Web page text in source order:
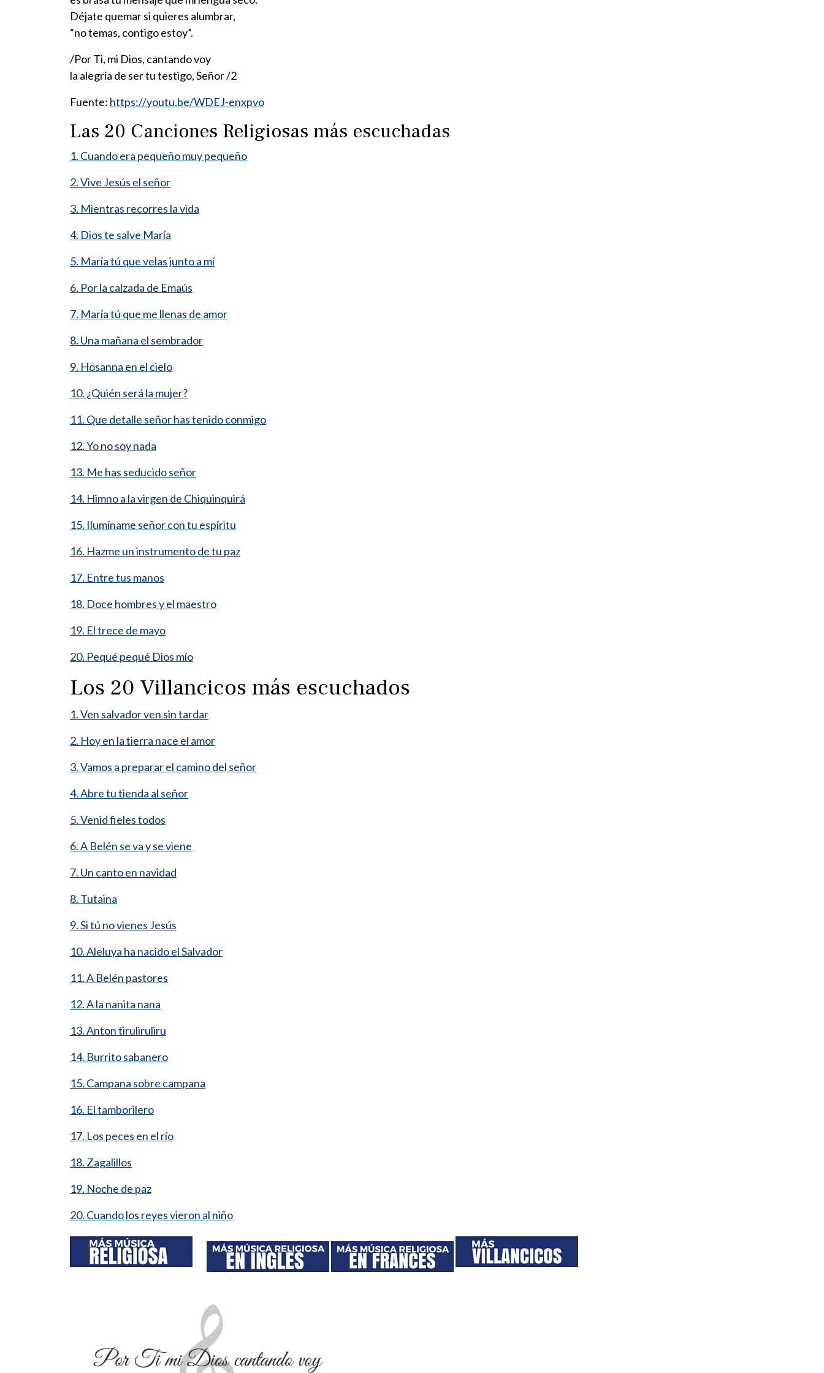
Déjate quemar si quieres alumbrar,
“no temas, contigo estoy”.
/Por Ti, mi Dios, cantando voy
la alegría de ser tu testigo, Señor /2
Fuente: https://youtu.be/WDEJ-enxpvo
Las 20 Canciones Religiosas más escuchadas
1. Cuando era pequeño muy pequeño
2. Vive Jesús el señor
3. Mientras recorres la vida
4. Dios te salve María
5. María tú que velas junto a mí
6. Por la calzada de Emaús
7. María tú que me llenas de amor
8. Una mañana el sembrador
9. Hosanna en el cielo
10. ¿Quién será la mujer?
11. Que detalle señor has tenido conmigo
12. Yo no soy nada
13. Me has seducido señor
14. Himno a la virgen de Chiquinquirá
15. Ilumíname señor con tu espíritu
16. Hazme un instrumento de tu paz
17. Entre tus manos
18. Doce hombres y el maestro
19. El trece de mayo
20. Pequé pequé Dios mío
Los 20 Villancicos más escuchados
1. Ven salvador ven sin tardar
2. Hoy en la tierra nace el amor
3. Vamos a preparar el camino del señor
4. Abre tu tienda al señor
5. Venid fieles todos
6. A Belén se va y se viene
7. Un canto en navidad
8. Tutaina
9. Si tú no vienes Jesús
10. Aleluya ha nacido el Salvador
11. A Belén pastores
12. A la nanita nana
13. Anton tiruliruliru
14. Burrito sabanero
15. Campana sobre campana
16. El tamborilero
17. Los peces en el río
18. Zagalillos
19. Noche de paz
20. Cuando los reyes vieron al niño